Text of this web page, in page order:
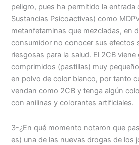
peligro, pues ha permitido la entrada
Sustancias Psicoactivas) como
metanfetaminas que mezcladas, en
consumidor no conocer sus efectos
riesgosas para la salud. El 2CB
comprimidos (pastillas) muy
en polvo de color blanco, por tanto
vendan como 2CB y tenga algún
con anilinas y colorantes artificiales.
3-¿En qué momento notaron que
es) una de las nuevas drogas de los